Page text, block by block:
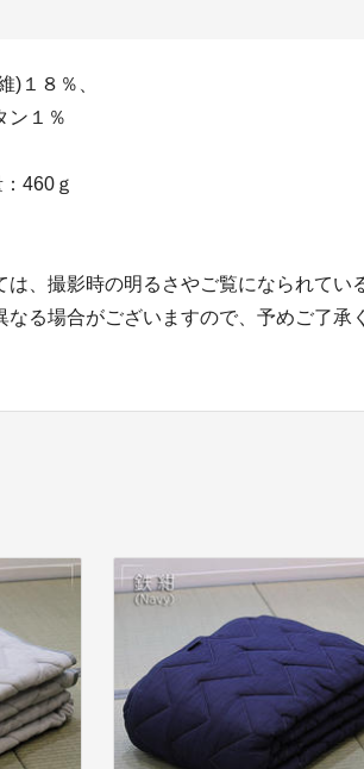
)１８％、
１％
460ｇ
、撮影時の明るさやご覧になられてい
る場合がございますので、予めご了承